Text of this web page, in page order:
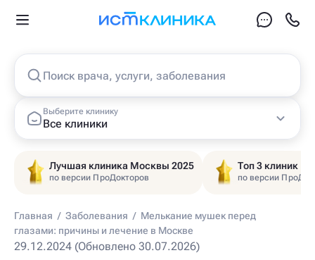
Поиск врача, услуги, заболевания
Выберите клинику
Все клиники
Лучшая клиника Москвы 2025
по версии ПроДокторов
Топ 3 клиник
по версии
Главная / Заболевания / Мелькание мушек перед
глазами: причины и лечение в Москве
29.12.2024 (Обновлено 30.07.2026)